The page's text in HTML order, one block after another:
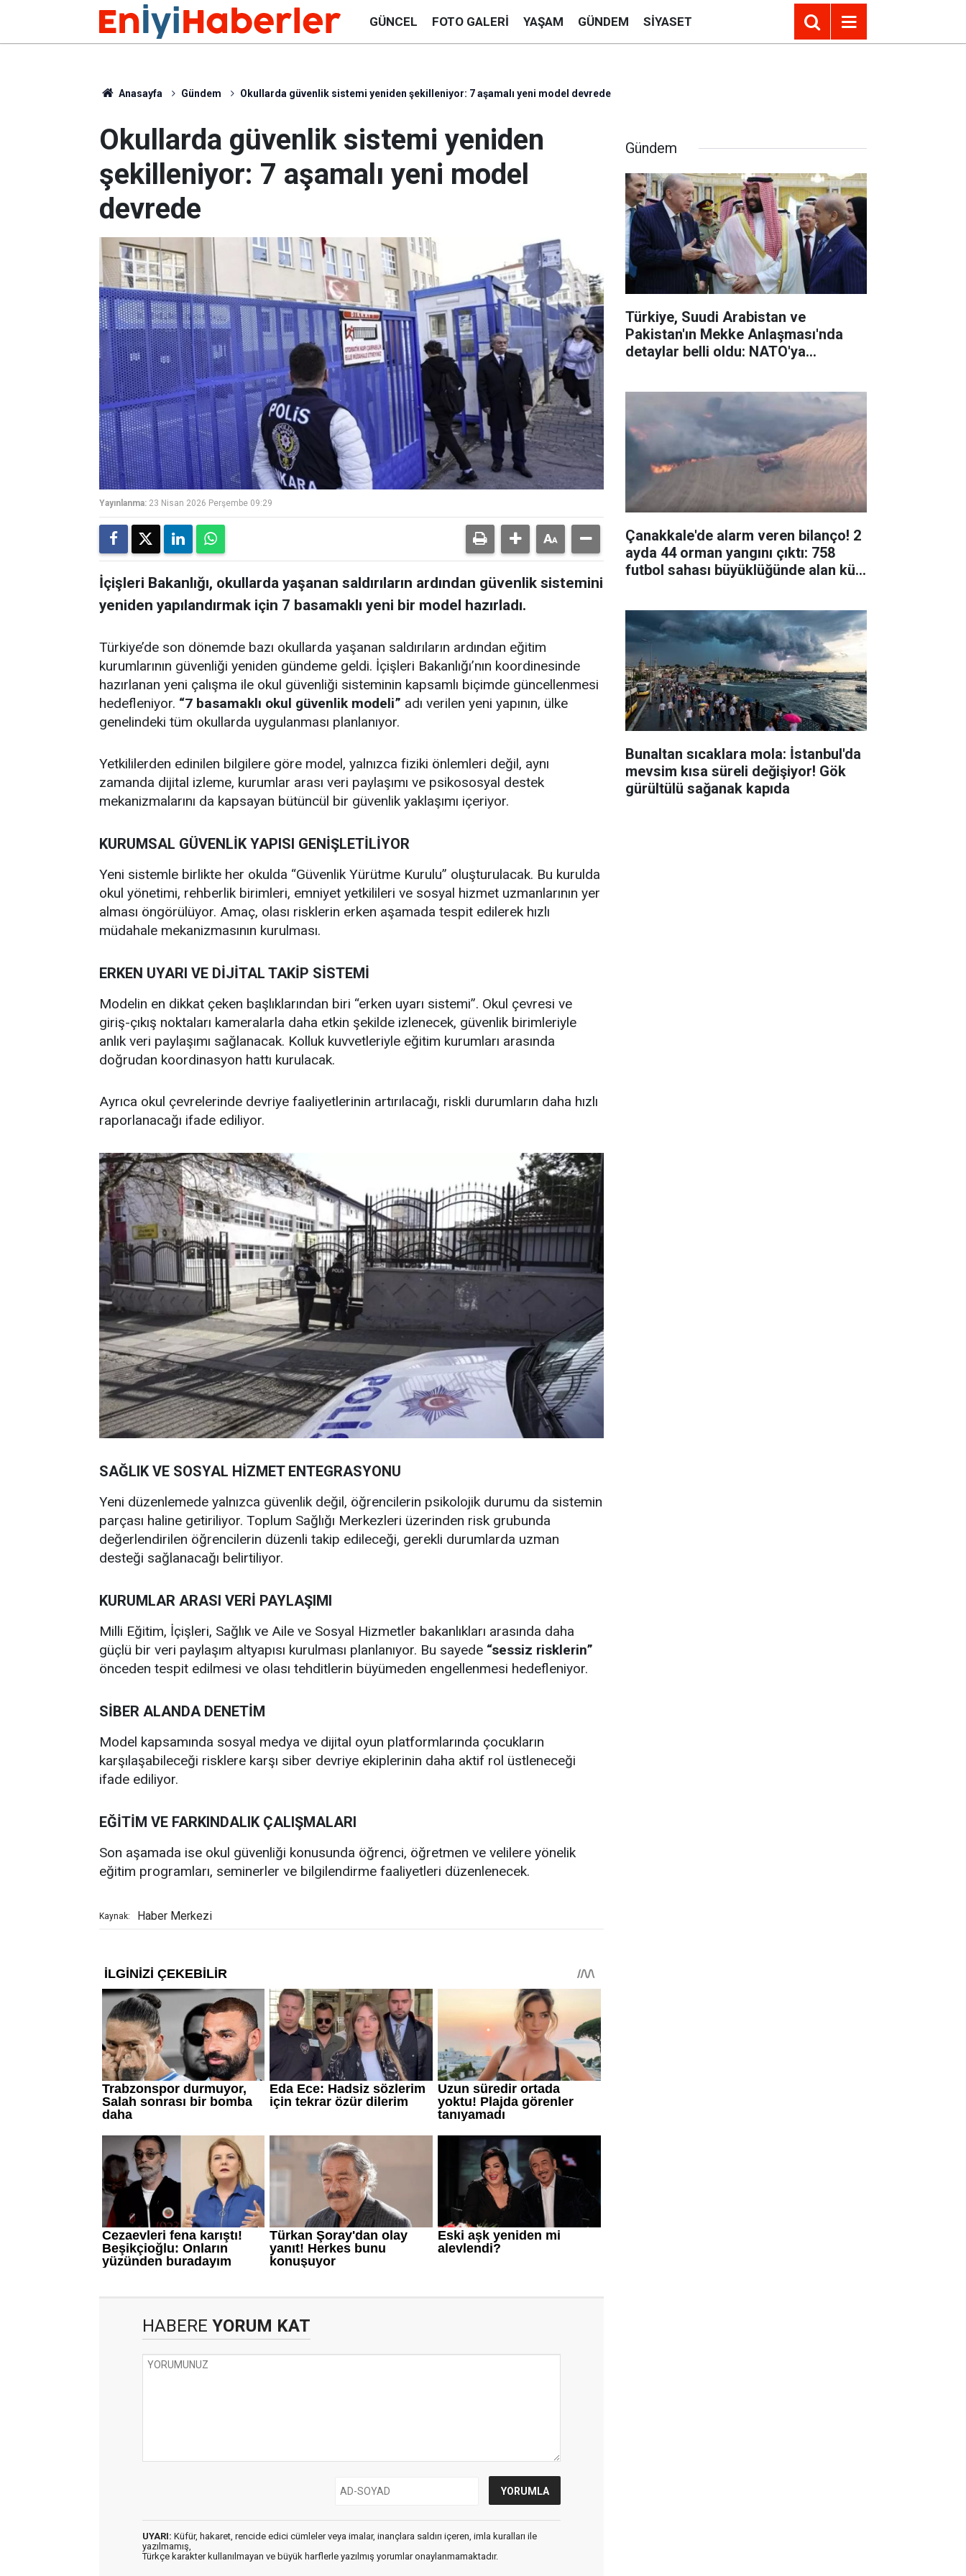
GÜNCEL FOTO GALERI YAŞAM GÜNDEM SIYASET
Anasayfa Gündem Okullarda güvenlik sistemi yeniden şekilleniyor: 7 aşamalı yeni model devrede
Okullarda güvenlik sistemi yeniden
şekilleniyor: 7 aşamalı yeni model
devrede
Yayınlanma: 23 Nisan 2026 Perşembe 09:29
İçişleri Bakanlığı, okullarda yaşanan saldırıların ardından güvenlik sistemini
yeniden yapılandırmak için 7 basamaklı yeni bir model hazırladı.
Türkiye’de son dönemde bazı okullarda yaşanan saldırıların ardından eğitim
kurumlarının güvenliği yeniden gündeme geldi. İçişleri Bakanlığı’nın koordinesinde
hazırlanan yeni çalışma ile okul güvenliği sisteminin kapsamlı biçimde güncellenmesi
hedefleniyor. “7 basamaklı okul güvenlik modeli” adı verilen yeni yapının, ülke
genelindeki tüm okullarda uygulanması planlanıyor.
Yetkililerden edinilen bilgilere göre model, yalnızca fiziki önlemleri değil, aynı
zamanda dijital izleme, kurumlar arası veri paylaşımı ve psikososyal destek
mekanizmalarını da kapsayan bütüncül bir güvenlik yaklaşımı içeriyor.
KURUMSAL GÜVENLİK YAPISI GENİŞLETİLİYOR
Yeni sistemle birlikte her okulda “Güvenlik Yürütme Kurulu” oluşturulacak. Bu kurulda
okul yönetimi, rehberlik birimleri, emniyet yetkilileri ve sosyal hizmet uzmanlarının yer
alması öngörülüyor. Amaç, olası risklerin erken aşamada tespit edilerek hızlı
müdahale mekanizmasının kurulması.
ERKEN UYARI VE DİJİTAL TAKİP SİSTEMİ
Modelin en dikkat çeken başlıklarından biri “erken uyarı sistemi”. Okul çevresi ve
giriş-çıkış noktaları kameralarla daha etkin şekilde izlenecek, güvenlik birimleriyle
anlık veri paylaşımı sağlanacak. Kolluk kuvvetleriyle eğitim kurumları arasında
doğrudan koordinasyon hattı kurulacak.
Ayrıca okul çevrelerinde devriye faaliyetlerinin artırılacağı, riskli durumların daha hızlı
raporlanacağı ifade ediliyor.
SAĞLIK VE SOSYAL HİZMET ENTEGRASYONU
Yeni düzenlemede yalnızca güvenlik değil, öğrencilerin psikolojik durumu da sistemin
parçası haline getiriliyor. Toplum Sağlığı Merkezleri üzerinden risk grubunda
değerlendirilen öğrencilerin düzenli takip edileceği, gerekli durumlarda uzman
desteği sağlanacağı belirtiliyor.
KURUMLAR ARASI VERİ PAYLAŞIMI
Milli Eğitim, İçişleri, Sağlık ve Aile ve Sosyal Hizmetler bakanlıkları arasında daha
güçlü bir veri paylaşım altyapısı kurulması planlanıyor. Bu sayede “sessiz risklerin”
önceden tespit edilmesi ve olası tehditlerin büyümeden engellenmesi hedefleniyor.
SİBER ALANDA DENETİM
Model kapsamında sosyal medya ve dijital oyun platformlarında çocukların
karşılaşabileceği risklere karşı siber devriye ekiplerinin daha aktif rol üstleneceği
ifade ediliyor.
EĞİTİM VE FARKINDALIK ÇALIŞMALARI
Son aşamada ise okul güvenliği konusunda öğrenci, öğretmen ve velilere yönelik
eğitim programları, seminerler ve bilgilendirme faaliyetleri düzenlenecek.
Kaynak: Haber Merkezi
HABERE YORUM KAT
UYARI: Küfür, hakaret, rencide edici cümleler veya imalar, inançlara saldırı içeren, imla kuralları ile
yazılmamış,
Türkçe karakter kullanılmayan ve büyük harflerle yazılmış yorumlar onaylanmamaktadır.
Gündem
Türkiye, Suudi Arabistan ve
Pakistan'ın Mekke Anlaşması'nda
detaylar belli oldu: NATO'ya
Çanakkale'de alarm veren bilanço! 2
ayda 44 orman yangını çıktı: 758
futbol sahası büyüklüğünde alan kül
Bunaltan sıcaklara mola: İstanbul'da
mevsim kısa süreli değişiyor! Gök
gürültülü sağanak kapıda